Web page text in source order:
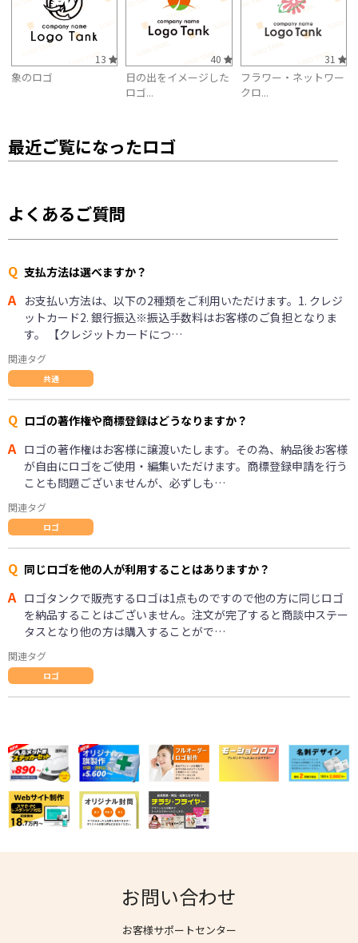
13
象のロゴ
40
日の出をイメージした
ロゴ...
31
フラワー・ネットワー
クロ...
最近ご覧になったロゴ
よくあるご質問
Q 支払方法は選べますか？
A お支払い方法は、以下の2種類をご利用いただけます。1. クレジ
ットカード2. 銀行振込※振込手数料はお客様のご負担となりま
す。 【クレジットカードにつ…
関連タグ
共通
Q ロゴの著作権や商標登録はどうなりますか？
A ロゴの著作権はお客様に譲渡いたします。その為、納品後お客様
が自由にロゴをご使用・編集いただけます。商標登録申請を行う
ことも問題ございませんが、必ずしも…
関連タグ
ロゴ
Q 同じロゴを他の人が利用することはありますか？
A ロゴタンクで販売するロゴは1点ものですので他の方に同じロゴ
を納品することはございません。注文が完了すると商談中ステー
タスとなり他の方は購入することがで…
関連タグ
ロゴ
お問い合わせ
お客様サポートセンター